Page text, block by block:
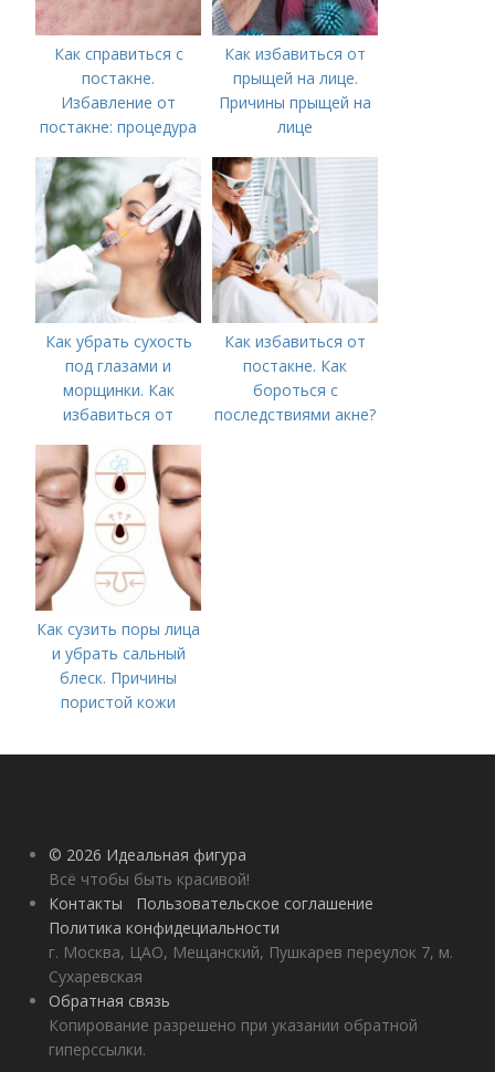
Как справиться с
постакне.
Избавление от
постакне: процедура
Как избавиться от
прыщей на лице.
Причины прыщей на
лице
Как убрать сухость
под глазами и
морщинки. Как
избавиться от
косметологические
процедуры
Как избавиться от
постакне. Как
бороться с
последствиями акне?
Как сузить поры лица
и убрать сальный
блеск. Причины
пористой кожи
© 2026 Идеальная фигура
Всё чтобы быть красивой!
Контакты
Пользовательское соглашение
Политика конфидециальности
г. Москва, ЦАО, Мещанский, Пушкарев переулок 7, м.
Сухаревская
Обратная связь
Копирование разрешено при указании обратной
гиперссылки.